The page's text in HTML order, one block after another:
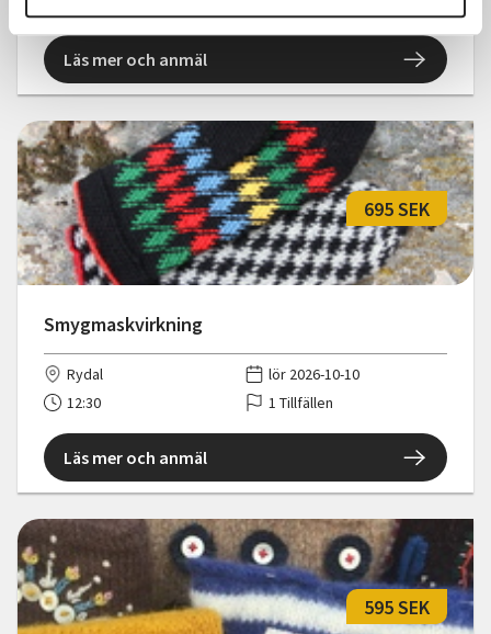
Läs mer och anmäl
Smygmaskvirkning
695 SEK
Rydal
lör 2026-10-10
12:30
1 Tillfällen
Läs mer och anmäl
595 SEK